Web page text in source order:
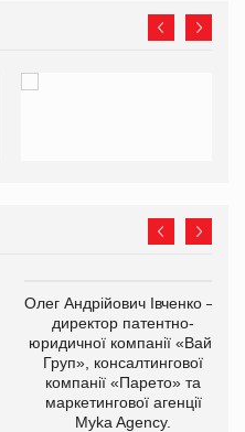
Олег Андрійович Івченко —
директор патентно-
юридичної компанії «Вайз
Груп», консалтингової
компанії «Парето» та
маркетингової агенції
Myka Agency.